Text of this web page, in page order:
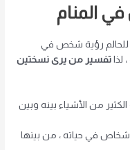
المنام
للحالم رؤية شخص في
تفسير من يرى نسختين
من الأشياء بينه وبين
في حياته ، من بينها